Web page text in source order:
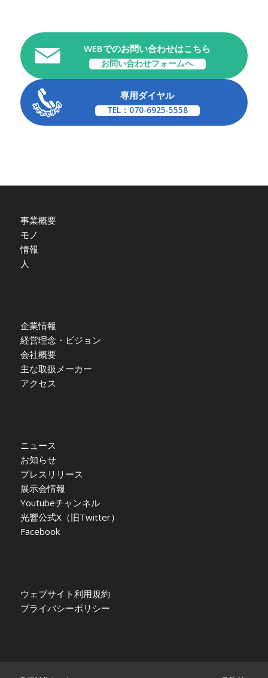
WEBでのお問い合わせはこちら
お問い合わせフォームへ
専用ダイヤル
TEL：070-6925-5558
事業概要
モノ
情報
人
企業情報
経営理念・ビジョン
会社概要
主な取扱メーカー
アクセス
ニュース
お知らせ
プレスリリース
展示会情報
Youtubeチャンネル
光響公式X（旧Twitter）
Facebook
ウェブサイト利用規約
プライバシーポリシー